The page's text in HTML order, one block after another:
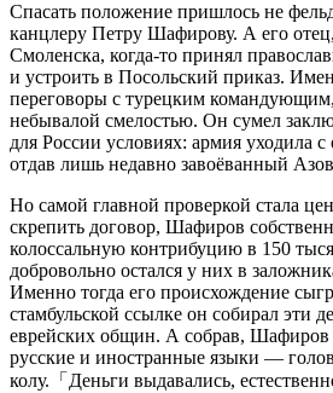
Спасать положение пришлось не
канцлеру Петру Шафирову. А его
Смоленска, когда-то принял
и устроить в Посольский приказ.
переговоры с турецким
небывалой смелостью. Он сумел
для России условиях: армия уходила
отдав лишь недавно завоёванный
Но самой главной проверкой стала
скрепить договор, Шафиров
колоссальную контрибуцию в 150
добровольно остался у них в
Именно тогда его происхождение
стамбульской ссылке он собирал эти
еврейских общин. А собрав,
русские и иностранные языки —
колу.「Деньги выдавались,